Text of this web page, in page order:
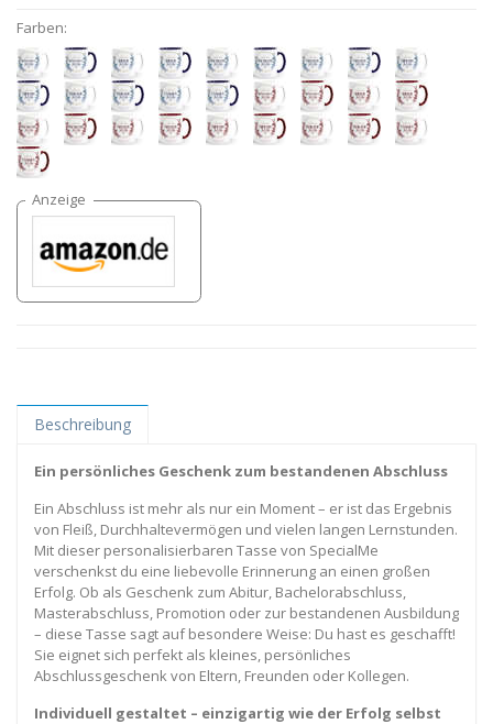
Farben:
Beschreibung
Ein persönliches Geschenk zum bestandenen Abschluss
Ein Abschluss ist mehr als nur ein Moment – er ist das Ergebnis
von Fleiß, Durchhaltevermögen und vielen langen Lernstunden.
Mit dieser personalisierbaren Tasse von SpecialMe
verschenkst du eine liebevolle Erinnerung an einen großen
Erfolg. Ob als Geschenk zum Abitur, Bachelorabschluss,
Masterabschluss, Promotion oder zur bestandenen Ausbildung
– diese Tasse sagt auf besondere Weise: Du hast es geschafft!
Sie eignet sich perfekt als kleines, persönliches
Abschlussgeschenk von Eltern, Freunden oder Kollegen.
Individuell gestaltet – einzigartig wie der Erfolg selbst